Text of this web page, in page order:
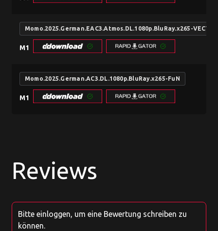
Momo.2025.German.EAC3.Atmos.DL.1080p.BluRay.x265-
M1
Momo.2025.German.AC3.DL.1080p.BluRay.x265-FuN
M1
Reviews
Bitte einloggen, um eine Bewertung schreiben zu
können.